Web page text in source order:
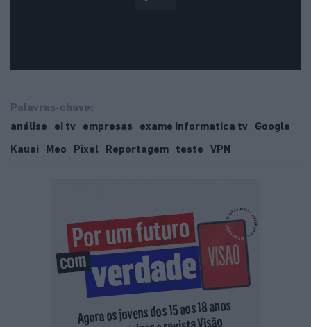
Palavras-chave:
análise
ei tv empresas exame informatica tv
Google
Kauai
Meo Pixel Reportagem teste VPN